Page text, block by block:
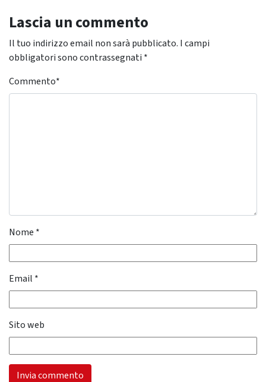
Lascia un commento
Il tuo indirizzo email non sarà pubblicato. I campi
obbligatori sono contrassegnati *
Commento*
Nome *
Email *
Sito web